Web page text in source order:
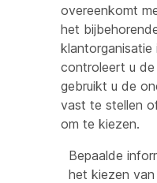
overeenkomt
het
klantorganisatie
controleert u de
gebruikt u de
vast te stellen
om te kiezen.
Bepaalde
het kiezen